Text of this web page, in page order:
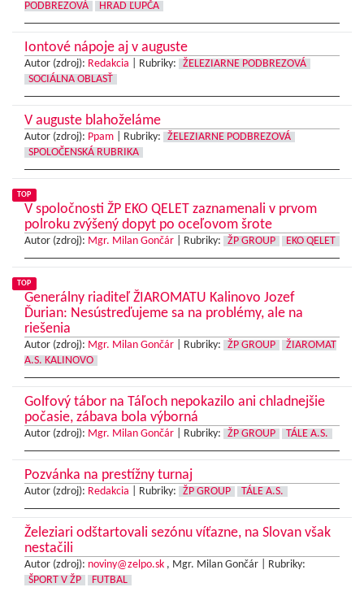
PODBREZOVÁ
HRAD ĽUPČA
Iontové nápoje aj v auguste
Autor (zdroj): Redakcia Rubriky:
ŽELEZIARNE PODBREZOVÁ
SOCIÁLNA OBLASŤ
V auguste blahoželáme
Autor (zdroj): Ppam Rubriky:
ŽELEZIARNE PODBREZOVÁ
SPOLOČENSKÁ RUBRIKA
TOP
V spoločnosti ŽP EKO QELET zaznamenali v prvom
polroku zvýšený dopyt po oceľovom šrote
Autor (zdroj): Mgr. Milan Gončár Rubriky: ŽP GROUP EKO QELET
TOP
Generálny riaditeľ ŽIAROMATU Kalinovo Jozef
Ďurian: Nesústreďujeme sa na problémy, ale na
riešenia
Autor (zdroj): Mgr. Milan Gončár Rubriky: ŽP GROUP
ŽIAROMAT
A.S. KALINOVO
Golfový tábor na Táľoch nepokazilo ani chladnejšie
počasie, zábava bola výborná
Autor (zdroj): Mgr. Milan Gončár Rubriky: ŽP GROUP TÁLE A.S.
Pozvánka na prestížny turnaj
Autor (zdroj): Redakcia Rubriky: ŽP GROUP TÁLE A.S.
Železiari odštartovali sezónu víťazne, na Slovan však
nestačili
Autor (zdroj): noviny@zelpo.sk , Mgr. Milan Gončár |
Rubriky:
ŠPORT V ŽP
FUTBAL